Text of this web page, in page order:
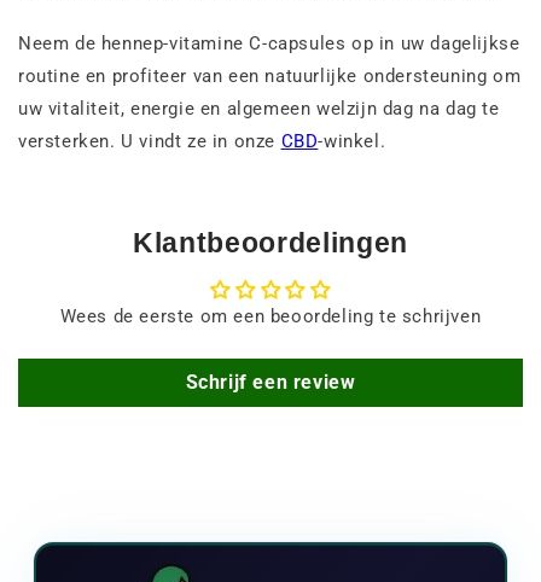
Neem de hennep-vitamine C-capsules op in uw dagelijkse
routine en profiteer van een natuurlijke ondersteuning om
uw vitaliteit, energie en algemeen welzijn dag na dag te
versterken. U vindt ze in onze CBD-winkel.
Klantbeoordelingen
Wees de eerste om een beoordeling te schrijven
Schrijf een review